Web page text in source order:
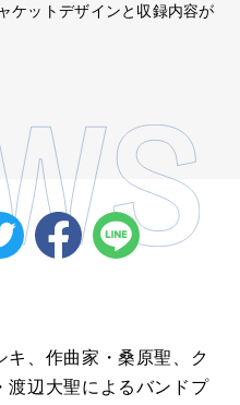
ケットデザインと収録内容が
キ、作曲家・桑原聖、ク
渡辺大聖によるバンドプ